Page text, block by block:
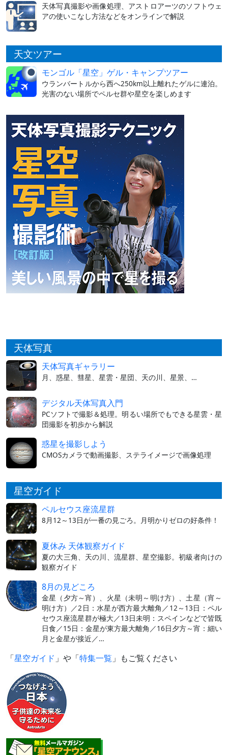
天体写真撮影や画像処理、アストロアーツのソフトウェ
アの使いこなし方法などをオンラインで解説
天文ツアー
モンゴル「星空」ゲル・キャンプツアー
ウランバートルから西へ250km以上離れたゲルに連泊。
光害のない場所でペルセ群や星空を楽しめます
天体写真
天体写真ギャラリー
月、惑星、彗星、星雲・星団、天の川、星景、…
デジタル天体写真入門
PCソフトで撮影＆処理。明るい場所でもできる星雲・星
団撮影を初歩から解説
惑星を撮影しよう
CMOSカメラで動画撮影、ステライメージで画像処理
星空ガイド
ペルセウス座流星群
8月12～13日が一番の見ごろ。月明かりゼロの好条件！
夏休み 天体観察ガイド
夏の大三角、天の川、流星群、星空撮影。初級者向けの
観察ガイド
8月の見どころ
金星（夕方～宵）、火星（未明～明け方）、土星（宵～
明け方）／2日：水星が西方最大離角／12～13日：ペル
セウス座流星群が極大／13日未明：スペインなどで皆既
日食／15日：金星が東方最大離角／16日夕方～宵：細い
月と金星が接近／…
「星空ガイド 」や「特集一覧 」もご覧ください